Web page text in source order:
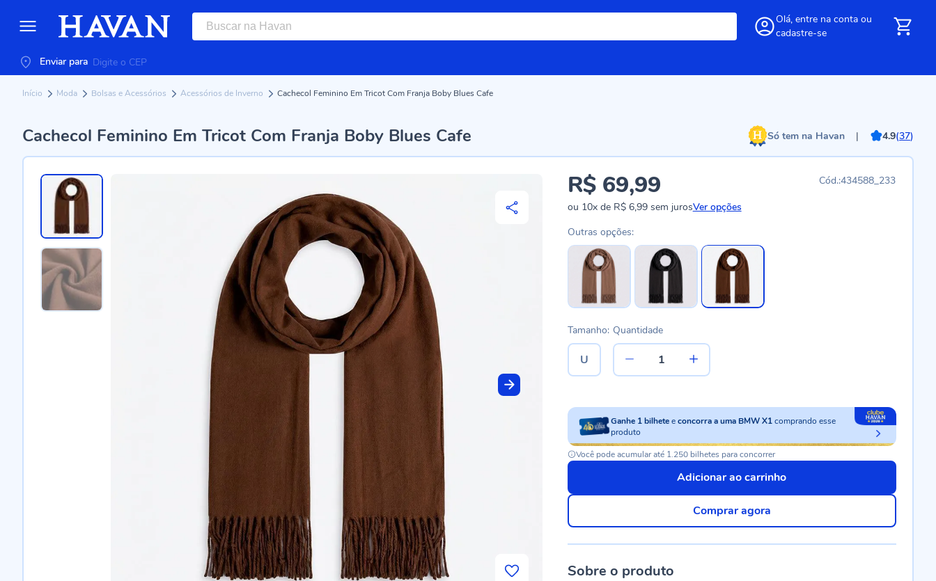
Olá, entre na conta ou
cadastre-se
Enviar para
Início Moda Bolsas e Acessórios Acessórios de Inverno Cachecol Feminino Em Tricot Com Franja Boby Blues Cafe
Cachecol Feminino Em Tricot Com Franja Boby Blues Cafe Só tem na Havan | 4.9(37)
434588_233
R$ 69,99
ou 10xde R$ 6,99sem jurosVer opções
Outras opções:
Tamanho:
U
Quantidade
Ganhe 1 bilhete econcorra a uma BMW X1comprando esse
produto
Você pode acumular até 1.250 bilhetes para concorrer
Adicionar ao carrinho
Comprar agora
Sobre o produto